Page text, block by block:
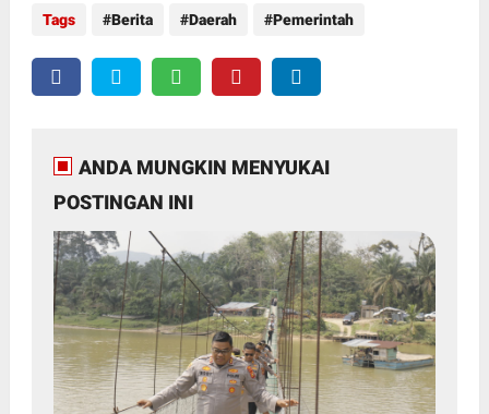
Tags Berita Daerah Pemerintah
ANDA MUNGKIN MENYUKAI
POSTINGAN INI